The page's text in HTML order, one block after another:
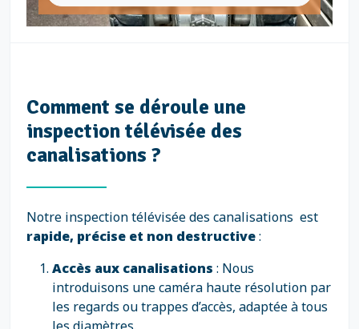
Comment se déroule une
inspection télévisée des
canalisations ?
Notre inspection télévisée des canalisations est
rapide, précise et non destructive:
Accès aux canalisations : Nous
introduisons une caméra haute résolution par
les regards ou trappes d’accès, adaptée à tous